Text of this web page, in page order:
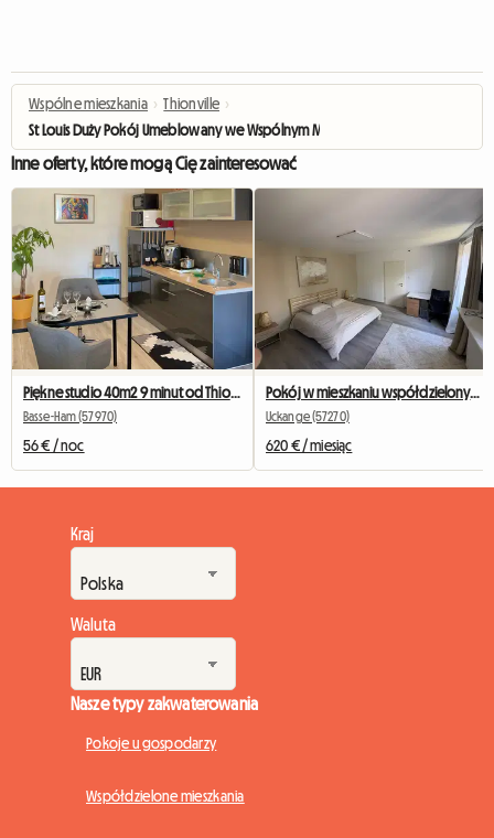
Wspólne mieszkania › Thionville ›
St Louis Duży Pokój Umeblowany we Wspólnym Mieszkaniu z Widokiem na
Inne oferty, które mogą Cię zainteresować
Piękne studio 40m2 9 minut od Thionville i 10 minut od Cattenom
Basse-Ham (57970)
56 € / noc
Pokój w mieszkaniu współdzielonym 30 minut od miasta Luksemburg
Uckange (57270)
620 € / miesiąc
Kraj
Waluta
Nasze typy zakwaterowania
Pokoje u gospodarzy
Współdzielone mieszkania